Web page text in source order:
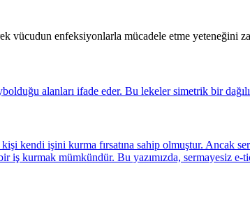
vücudun enfeksiyonlarla mücadele etme